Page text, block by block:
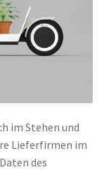
im Stehen und
Lieferfirmen im
des